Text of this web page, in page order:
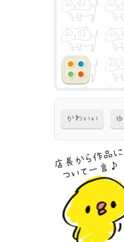
かわいい
店長から作品に
ついて一言♪